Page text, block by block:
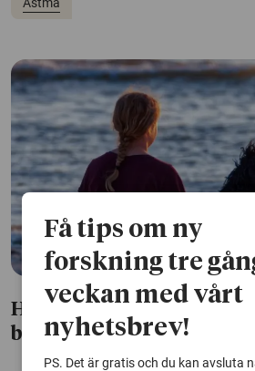
Astma
Hund i hemmet verkar ha
barns astma
Få tips om ny
forskning tre
veckan med vårt
nyhetsbrev!
PS. Det är gratis och du kan avsluta